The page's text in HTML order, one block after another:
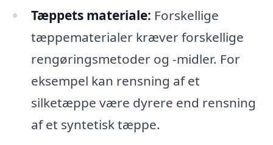
Tæppets materiale: Forskellige
tæppematerialer kræver forskellige
rengøringsmetoder og -midler. For
eksempel kan rensning af et
silketæppe være dyrere end rensning
af et syntetisk tæppe.